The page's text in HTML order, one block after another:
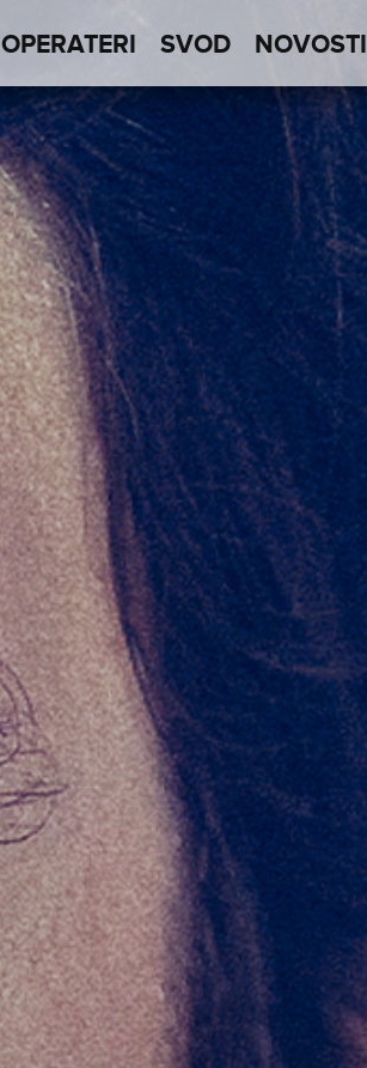
OPERATERI SVOD NOVOSTI